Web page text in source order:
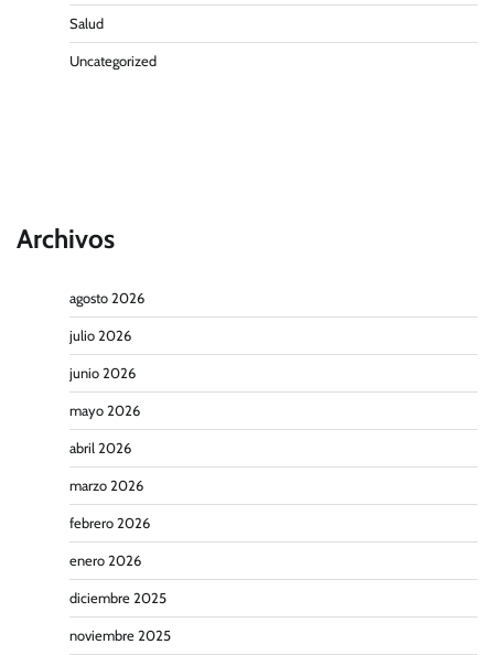
Salud
Uncategorized
Archivos
agosto 2026
julio 2026
junio 2026
mayo 2026
abril 2026
marzo 2026
febrero 2026
enero 2026
diciembre 2025
noviembre 2025